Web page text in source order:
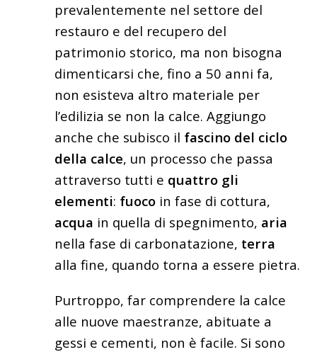
prevalentemente nel settore del
restauro e del recupero del
patrimonio storico, ma non bisogna
dimenticarsi che, fino a 50 anni fa,
non esisteva altro materiale per
l’edilizia se non la calce. Aggiungo
anche che subisco il fascino del ciclo
della calce, un processo che passa
attraverso tutti e quattro gli
elementi: fuoco in fase di cottura,
acqua in quella di spegnimento, aria
nella fase di carbonatazione, terra
alla fine, quando torna a essere pietra.
Purtroppo, far comprendere la calce
alle nuove maestranze, abituate a
gessi e cementi, non è facile. Si sono